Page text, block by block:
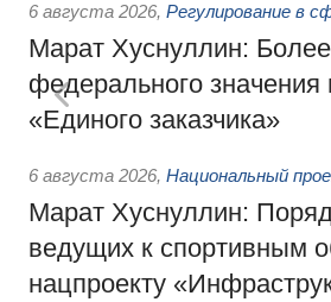
6 августа 2026, Регулирование в
Марат Хуснуллин:
федерального
«Единого заказчика»
6 августа 2026, Национальный
Марат Хуснуллин:
ведущих к спортивным
нацпроекту